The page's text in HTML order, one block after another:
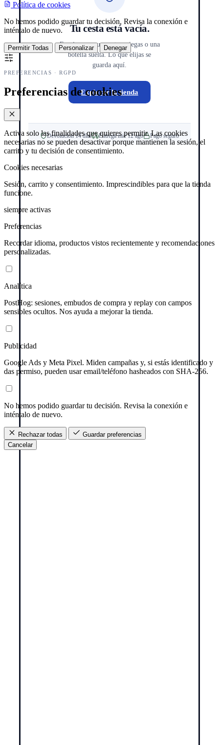
Tu cesta está vacía.
Empieza por una cata a ciegas o una
botella suelta. Lo que elijas se
guarda aquí.
Explorar la tienda
Devolución 14 días Entrega mié 12 ago Pago seguro
Política de cookies
No hemos podido guardar tu decisión. Revisa la conexión e
inténtalo de nuevo.
Permitir Todas Personalizar Denegar
PREFERENCIAS · RGPD
Preferencias de cookies
Activa solo las finalidades que quieres permitir. Las cookies
necesarias no se pueden desactivar porque mantienen la sesión, el
carrito y tu decisión de consentimiento.
Cookies necesarias
Sesión, carrito y consentimiento. Imprescindibles para que la tienda
funcione.
siempre activas
Preferencias
Recordar idioma, productos vistos recientemente y recomendaciones
personalizadas.
Analítica
PostHog: sesiones, embudos de compra y replay con campos
sensibles ocultos. Nos ayuda a mejorar la tienda.
Publicidad
Google Ads y Meta Pixel. Miden campañas y, si estás identificado y
das permiso, pueden usar email/teléfono hasheados con SHA-256.
No hemos podido guardar tu decisión. Revisa la conexión e
inténtalo de nuevo.
Rechazar todas
Guardar preferencias
Cancelar